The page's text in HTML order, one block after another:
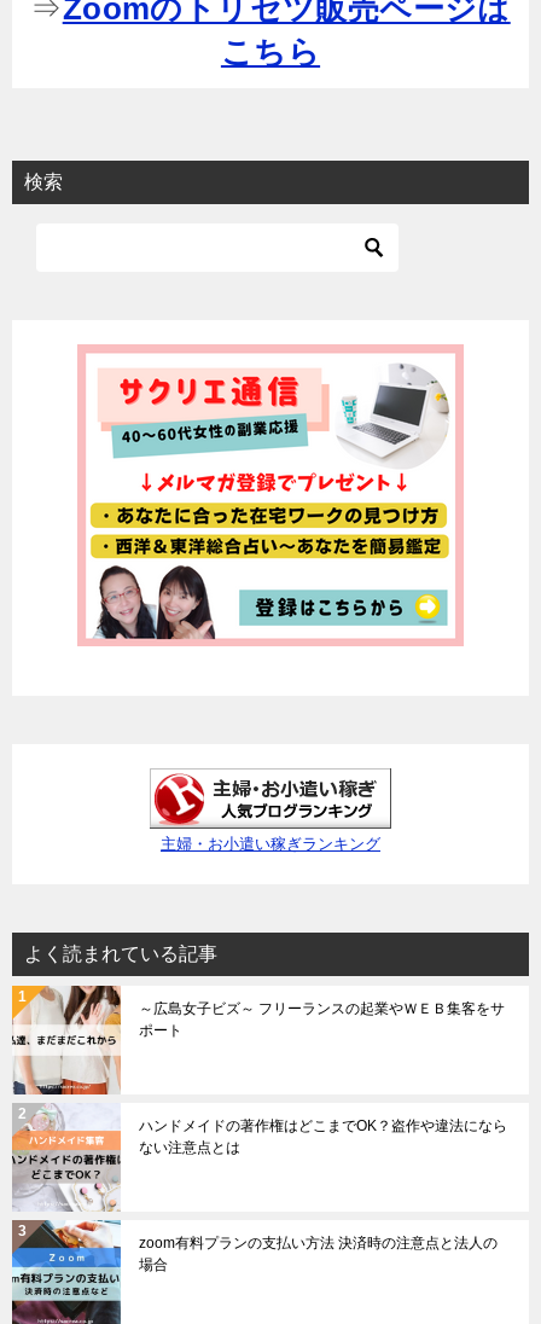
⇒Zoomのトリセツ販売ページは
こちら
検索
主婦・お小遣い稼ぎランキング
よく読まれている記事
～広島女子ビズ～ フリーランスの起業やＷＥＢ集客をサ
ポート
ハンドメイドの著作権はどこまでOK？盗作や違法になら
ない注意点とは
zoom有料プランの支払い方法 決済時の注意点と法人の
場合